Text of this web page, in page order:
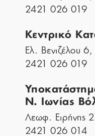
2421 026 019
Κεντρικό
Ελ. Βενιζέλου
2421 026 019
Ν. Ιωνίας
Λεωφ. Ειρήνης
2421 026 014